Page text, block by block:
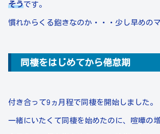
そうです。
慣れからくる飽きなのか・・・少し早めの
同棲をはじめてから倦怠期
付き合って9ヵ月程で同棲を開始しました。
一緒にいたくて同棲を始めたのに、喧嘩の